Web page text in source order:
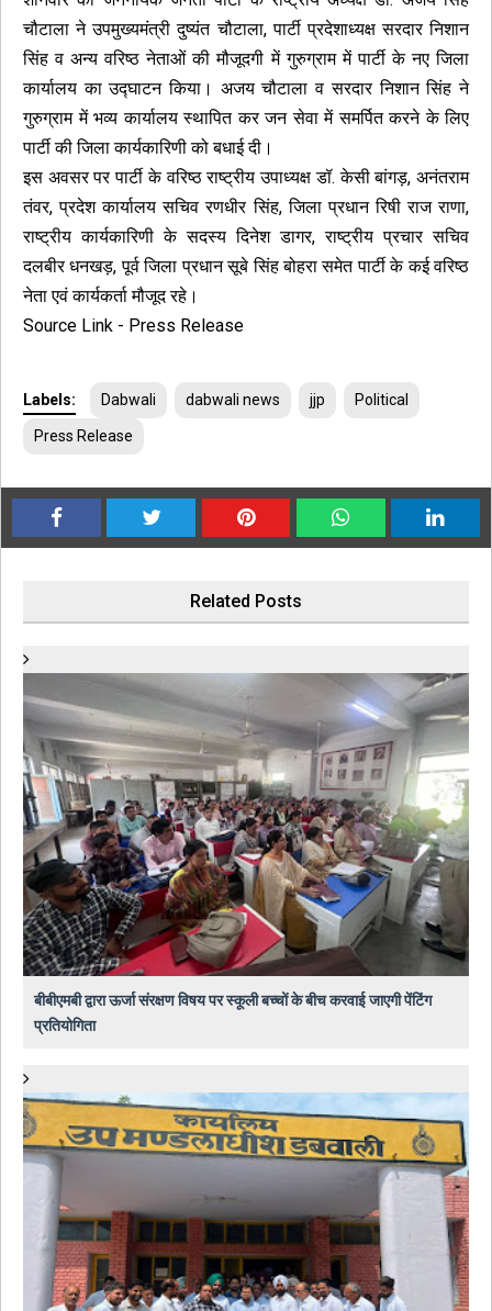
चौटाला ने उपमुख्यमंत्री दुष्यंत चौटाला, पार्टी प्रदेशाध्यक्ष सरदार निशान
सिंह व अन्य वरिष्ठ नेताओं की मौजूदगी में गुरुग्राम में पार्टी के नए जिला
कार्यालय का उद्घाटन किया। अजय चौटाला व सरदार निशान सिंह ने
गुरुग्राम में भव्य कार्यालय स्थापित कर जन सेवा में समर्पित करने के लिए
पार्टी की जिला कार्यकारिणी को बधाई दी।
इस अवसर पर पार्टी के वरिष्ठ राष्ट्रीय उपाध्यक्ष डॉ. केसी बांगड़, अनंतराम
तंवर, प्रदेश कार्यालय सचिव रणधीर सिंह, जिला प्रधान रिषी राज राणा,
राष्ट्रीय कार्यकारिणी के सदस्य दिनेश डागर, राष्ट्रीय प्रचार सचिव
दलबीर धनखड़, पूर्व जिला प्रधान सूबे सिंह बोहरा समेत पार्टी के कई वरिष्ठ
नेता एवं कार्यकर्ता मौजूद रहे।
Source Link - Press Release
Labels: Dabwali dabwali news jjp Political
Press Release
Related Posts
बीबीएमबी द्वारा ऊर्जा संरक्षण विषय पर स्कूली बच्चों के बीच करवाई जाएगी पेंटिंग
प्रतियोगिता